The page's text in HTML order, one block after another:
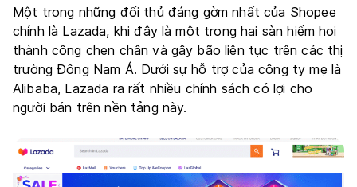
Một trong những đối thủ đáng gờm nhất của Shopee
chính là Lazada, khi đây là một trong hai sàn hiếm hoi
thành công chen chân và gây bão liên tục trên các thị
trường Đông Nam Á. Dưới sự hỗ trợ của công ty mẹ là
Alibaba, Lazada ra rất nhiều chính sách có lợi cho
người bán trên nền tảng này.